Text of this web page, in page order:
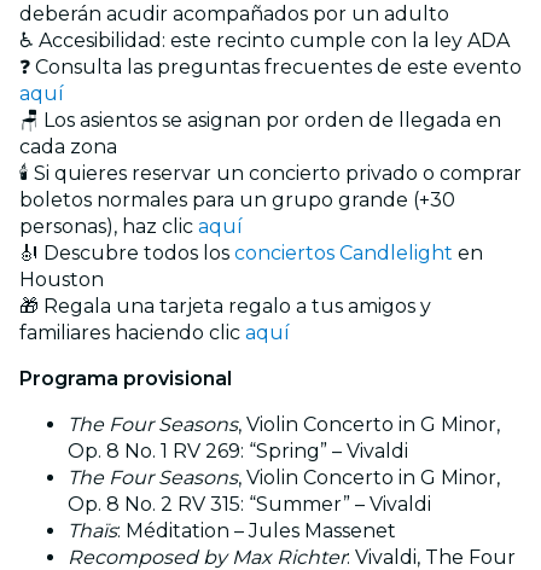
deberán acudir acompañados por un adulto
♿ Accesibilidad: este recinto cumple con la ley ADA
❓ Consulta las preguntas frecuentes de este evento
aquí
🪑 Los asientos se asignan por orden de llegada en
cada zona
🕯️ Si quieres reservar un concierto privado o comprar
boletos normales para un grupo grande (+30
personas), haz clic aquí
🎻 Descubre todos los conciertos Candlelight en
Houston
🎁 Regala una tarjeta regalo a tus amigos y
familiares haciendo clic aquí
Programa provisional
The Four Seasons, Violin Concerto in G Minor,
Op. 8 No. 1 RV 269: “Spring” – Vivaldi
The Four Seasons, Violin Concerto in G Minor,
Op. 8 No. 2 RV 315: “Summer” – Vivaldi
Thaïs: Méditation – Jules Massenet
Recomposed by Max Richter: Vivaldi, The Four